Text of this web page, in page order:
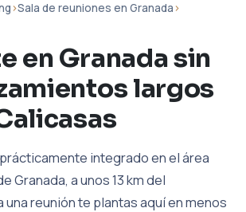
›Sala de reuniones en Granada›
en Granada sin
largos
integrado en el área
Granada, a unos 13 km del
una reunión te plantas aquí en menos